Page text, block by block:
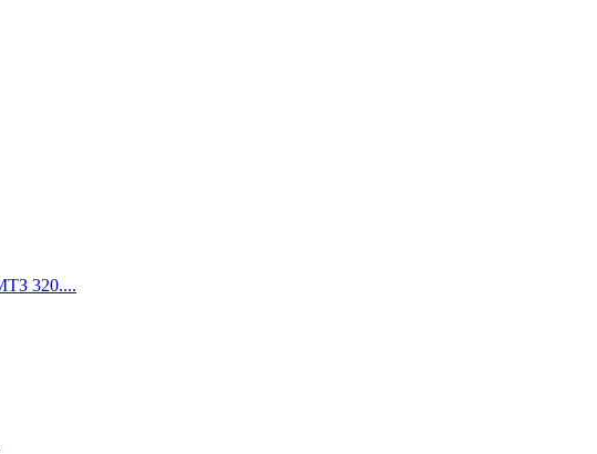
320....